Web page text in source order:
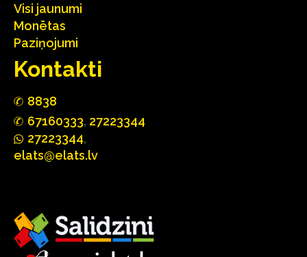
Visi jaunumi
Monētas
Paziņojumi
Kontakti
8838
67160333, 27223344
27223344,
elats@elats.lv